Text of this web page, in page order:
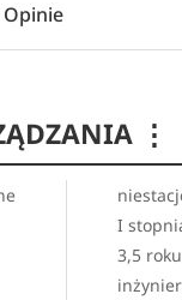
Opinie
⋮
I
3,5 roku
inżynier